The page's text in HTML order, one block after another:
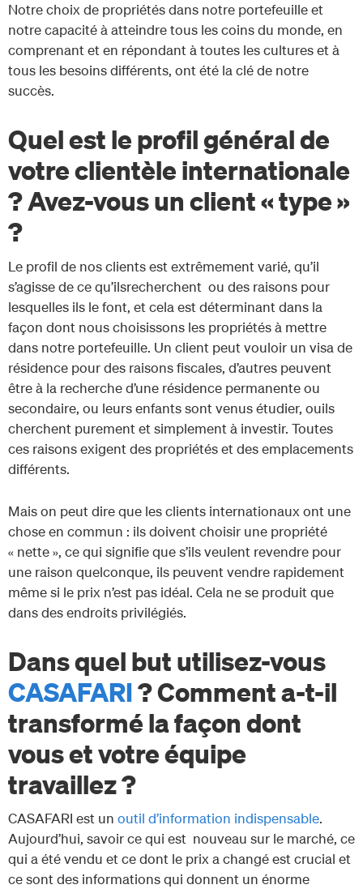
Notre choix de propriétés dans notre portefeuille et
notre capacité à atteindre tous les coins du monde, en
comprenant et en répondant à toutes les cultures et à
tous les besoins différents, ont été la clé de notre
succès.
Quel est le profil général de
votre clientèle internationale
? Avez-vous un client « type »
?
Le profil de nos clients est extrêmement varié, qu’il
s’agisse de ce qu’ilsrecherchent ou des raisons pour
lesquelles ils le font, et cela est déterminant dans la
façon dont nous choisissons les propriétés à mettre
dans notre portefeuille. Un client peut vouloir un visa de
résidence pour des raisons fiscales, d’autres peuvent
être à la recherche d’une résidence permanente ou
secondaire, ou leurs enfants sont venus étudier, ouils
cherchent purement et simplement à investir. Toutes
ces raisons exigent des propriétés et des emplacements
différents.
Mais on peut dire que les clients internationaux ont une
chose en commun : ils doivent choisir une propriété
« nette », ce qui signifie que s’ils veulent revendre pour
une raison quelconque, ils peuvent vendre rapidement
même si le prix n’est pas idéal. Cela ne se produit que
dans des endroits privilégiés.
Dans quel but utilisez-vous
CASAFARI? Comment a-t-il
transformé la façon dont
vous et votre équipe
travaillez ?
CASAFARI est un outil d’information indispensable.
Aujourd’hui, savoir ce qui est nouveau sur le marché, ce
qui a été vendu et ce dont le prix a changé est crucial et
ce sont des informations qui donnent un énorme